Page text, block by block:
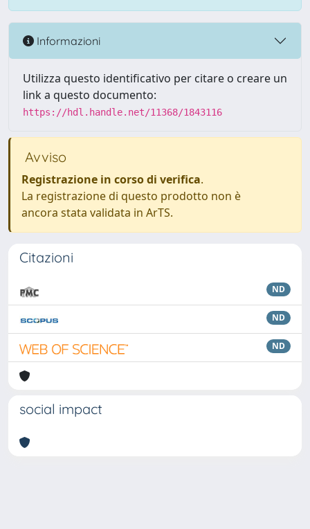
Informazioni
Utilizza questo identificativo per citare o creare un
link a questo documento:
https://hdl.handle.net/11368/1843116
Avviso
Registrazione in corso di verifica.
La registrazione di questo prodotto non è
ancora stata validata in ArTS.
Citazioni
ND
ND
ND
social impact